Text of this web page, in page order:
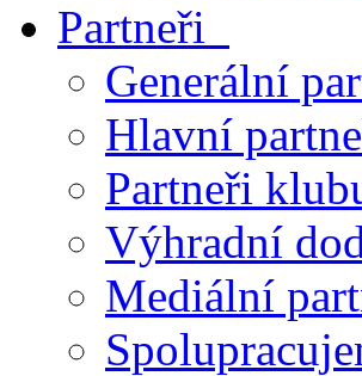
Partneři
Generální
Hlavní
Partneři
Výhradní
Mediální